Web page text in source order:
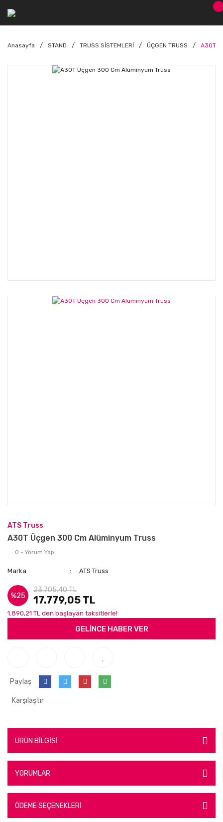
Anasayfa STAND TRUSS SİSTEMLERİ ÜÇGEN TRUSS A30T
ATS Truss
A30T Üçgen 300 Cm Alüminyum Truss
0 - Yorum Yap
Marka ATS Truss
%25
23.705,40 TL
17.779,05 TL
1.890,21 TL den başlayan taksitlerle!
GELİNCE HABER VER
Paylaş
Karşılaştır
ÜRÜN BİLGİSİ
YORUMLAR
ÖDEME SEÇENEKLERİ